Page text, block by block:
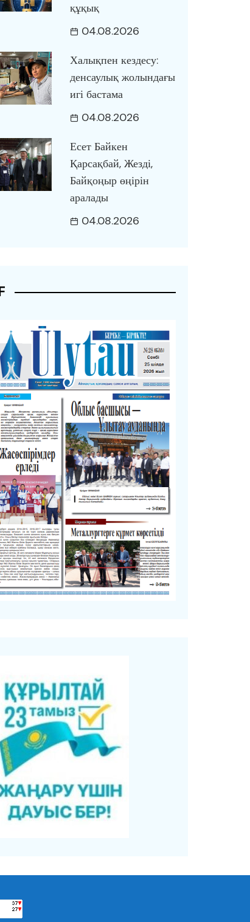
құқық
04.08.2026
Халықпен кездесу:
денсаулық жолындағы
игі бастама
04.08.2026
Есет Байкен
Қарсақбай, Жезді,
Байқоңыр өңірін
аралады
04.08.2026